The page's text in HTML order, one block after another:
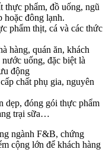
thực phẩm, đồ uống, ngũ
hoặc đông lạnh.
phẩm thịt, cá và các thức
hàng, quán ăn, khách
uống, đặc biệt là
động
chất phụ gia, nguyên
dẹp, đóng gói thực phẩm
trại sữa…
ngành F&B, chứng
cộng lớn để khách hàng